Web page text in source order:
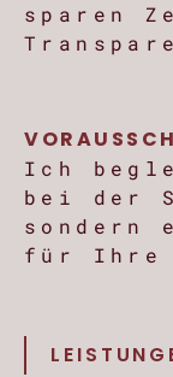
sparen
Ich
bei der
sondern
für Ihre